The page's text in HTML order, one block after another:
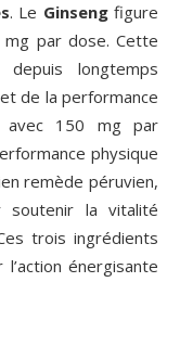
. Le Ginsengfigure
par dose. Cette
longtemps
de la performance
avec 150 mg par
physique
remède péruvien,
soutenir la vitalité
trois ingrédients
énergisante